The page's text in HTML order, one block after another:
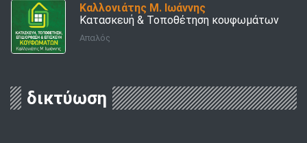
Καλλονιάτης Μ. Ιωάννης
Κατασκευή & Τοποθέτηση κουφωμάτων
Απαλός
δικτύωση